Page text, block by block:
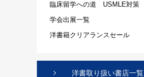
臨床留学への道 USMLE対策
学会出展一覧
洋書籍クリアランスセール
洋書取り扱い書店一覧